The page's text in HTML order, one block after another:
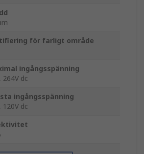
för farligt område
ingångsspänning
264V dc
ingångsspänning
120V dc